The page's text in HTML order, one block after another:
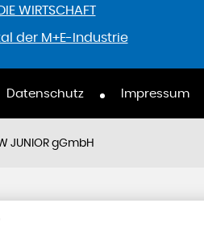
WIRTSCHAFT
der M+E-Industrie
Datenschutz Impressum
JUNIOR gGmbH